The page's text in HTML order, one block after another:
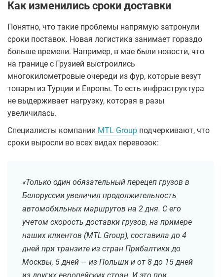
Как изменились сроки доставки
Понятно, что такие проблемы напрямую затронули
сроки поставок. Новая логистика занимает гораздо
больше времени. Например, в мае были новости, что
на границе с Грузией выстроились
многокилометровые очереди из фур, которые везут
товары из Турции и Европы. То есть инфраструктура
не выдерживает нагрузку, которая в разы
увеличилась.
Специалисты компании MTL Group подчеркивают, что
сроки выросли во всех видах перевозок:
«Только один обязательный перецеп грузов в
Белоруссии увеличил продолжительность
автомобильных маршрутов на 2 дня. С его
учетом скорость доставки грузов, на примере
наших клиентов (MTL Group), составила до 4
дней при транзите из стран Прибалтики до
Москвы, 5 дней — из Польши и от 8 до 15 дней